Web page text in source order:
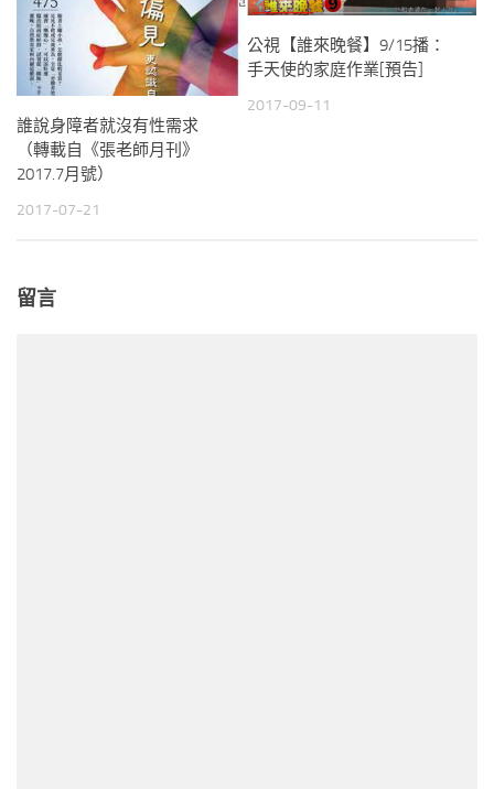
誰說身障者就沒有性需求
（轉載自《張老師月刊》
2017.7月號）
2017-07-21
公視【誰來晚餐】9/15播：
手天使的家庭作業[預告]
2017-09-11
留言